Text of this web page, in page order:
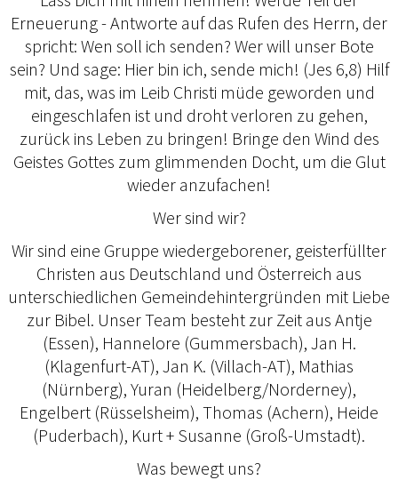
Erneuerung - Antworte auf das Rufen des Herrn, der
spricht: Wen soll ich senden? Wer will unser Bote
sein? Und sage: Hier bin ich, sende mich! (Jes 6,8) Hilf
mit, das, was im Leib Christi müde geworden und
eingeschlafen ist und droht verloren zu gehen,
zurück ins Leben zu bringen! Bringe den Wind des
Geistes Gottes zum glimmenden Docht, um die Glut
wieder anzufachen!
Wer sind wir?
Wir sind eine Gruppe wiedergeborener, geisterfüllter
Christen aus Deutschland und Österreich aus
unterschiedlichen Gemeindehintergründen mit Liebe
zur Bibel. Unser Team besteht zur Zeit aus Antje
(Essen), Hannelore (Gummersbach), Jan H.
(Klagenfurt-AT), Jan K. (Villach-AT), Mathias
(Nürnberg), Yuran (Heidelberg/Norderney),
Engelbert (Rüsselsheim), Thomas (Achern), Heide
(Puderbach), Kurt + Susanne (Groß-Umstadt).
Was bewegt uns?